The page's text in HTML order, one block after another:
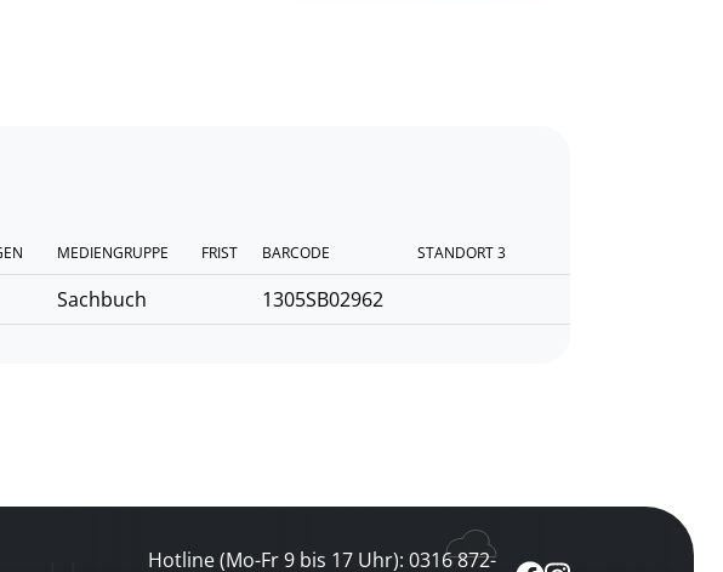
MEDIENGRUPPE FRIST BARCODE STANDORT 3
Sachbuch 1305SB02962
Hotline (Mo-Fr 9 bis 17 Uhr): 0316 872-